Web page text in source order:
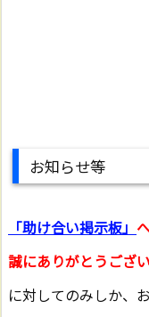
お知らせ等
「助け合い掲示板」
誠にありがとうござい
に対してのみしか、